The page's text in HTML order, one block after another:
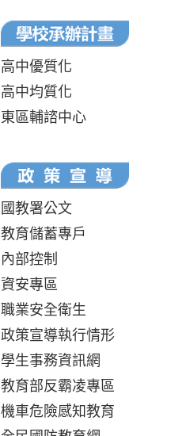
高中優質化
高中均質化
東區輔諮中心
國教署公文
教育儲蓄專戶
內部控制
資安專區
職業安全衛生
政策宣導執行情形
學生事務資訊網
教育部反霸凌專區
機車危險感知教育